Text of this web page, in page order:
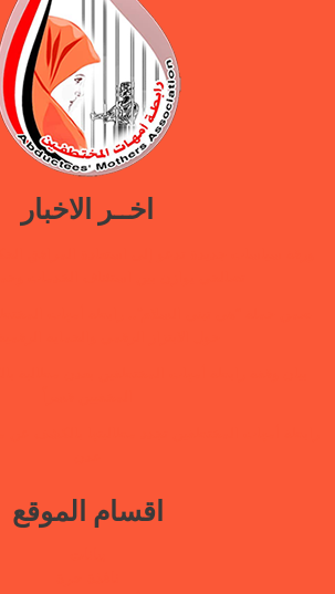
اخــر الاخبار
اقسام الموقع